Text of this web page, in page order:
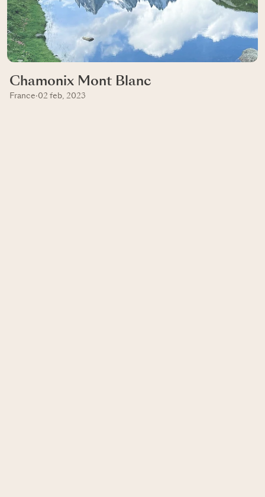
Chamonix Mont Blanc
France·02 feb, 2023